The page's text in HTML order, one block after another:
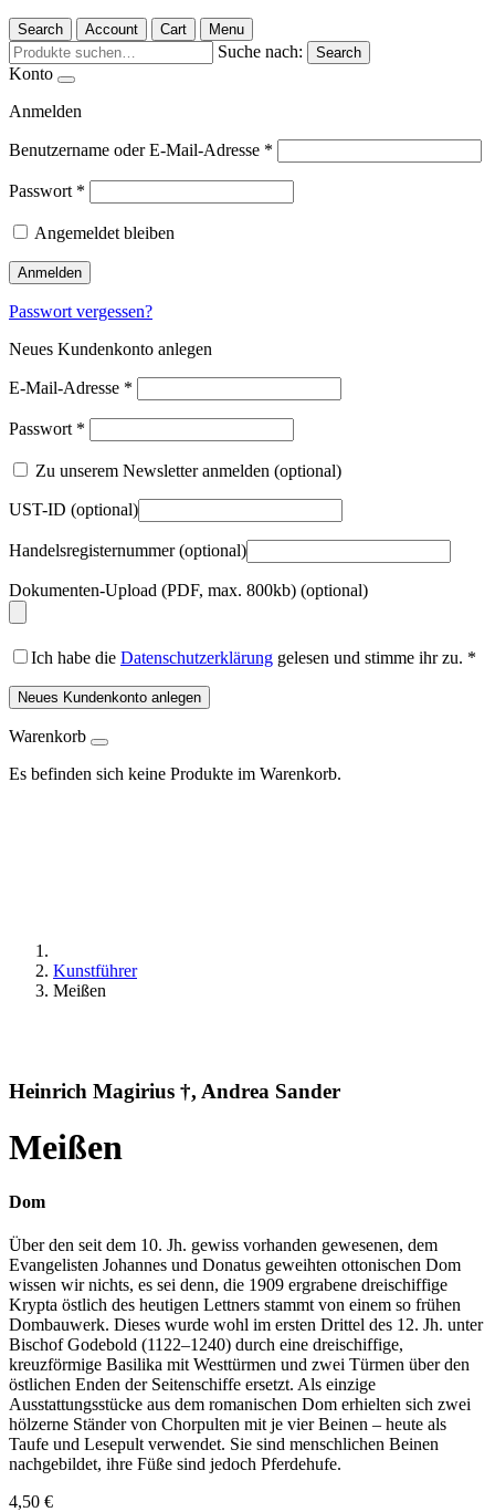
Search Account Cart Menu
Suche nach: Search
Konto
Anmelden
Benutzername oder E-Mail-Adresse *
Passwort *
Angemeldet bleiben
Anmelden
Passwort vergessen?
Neues Kundenkonto anlegen
E-Mail-Adresse *
Passwort *
Zu unserem Newsletter anmelden (optional)
UST-ID (optional)
Handelsregisternummer(optional)
Dokumenten-Upload (PDF, max. 800kb) (optional)
Ich habe die Datenschutzerklärung gelesen und stimme ihr zu. *
Neues Kundenkonto anlegen
Warenkorb
Es befinden sich keine Produkte im Warenkorb.
Kunstführer
Meißen
Heinrich Magirius †, Andrea Sander
Meißen
Dom
Über den seit dem 10. Jh. gewiss vorhanden gewesenen, dem
Evangelisten Johannes und Donatus geweihten ottonischen Dom
wissen wir nichts, es sei denn, die 1909 ergrabene dreischiffige
Krypta östlich des heutigen Lettners stammt von einem so frühen
Dombauwerk. Dieses wurde wohl im ersten Drittel des 12. Jh. unter
Bischof Godebold (1122–1240) durch eine dreischiffige,
kreuzförmige Basilika mit Westtürmen und zwei Türmen über den
östlichen Enden der Seitenschiffe ersetzt. Als einzige
Ausstattungsstücke aus dem romanischen Dom erhielten sich zwei
hölzerne Ständer von Chorpulten mit je vier Beinen – heute als
Taufe und Lesepult verwendet. Sie sind menschlichen Beinen
nachgebildet, ihre Füße sind jedoch Pferdehufe.
4,50 €